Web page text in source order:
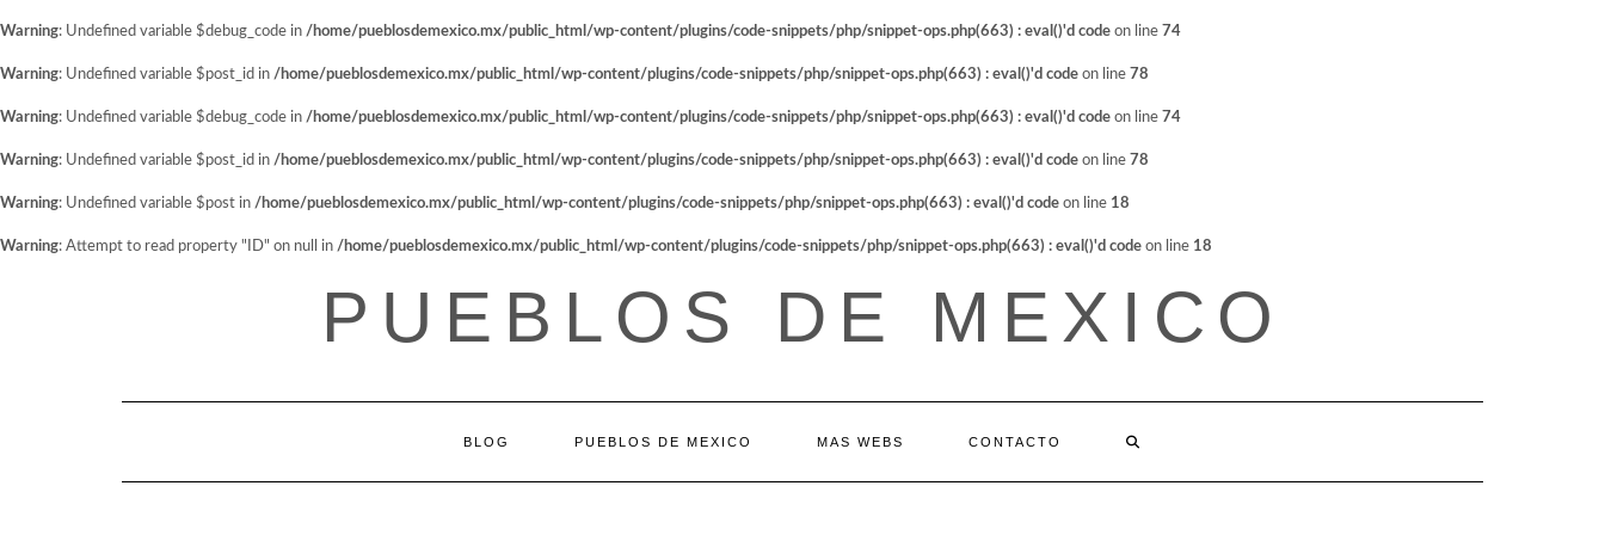
Warning: Undefined variable $debug_code in /home/pueblosdemexico.mx/public_html/wp-content/plugins/code-snippets/php/snippet-ops.php(663) : eval()'d code on line 74
Warning: Undefined variable $post_id in /home/pueblosdemexico.mx/public_html/wp-content/plugins/code-snippets/php/snippet-ops.php(663) : eval()'d code on line 78
Warning: Undefined variable $debug_code in /home/pueblosdemexico.mx/public_html/wp-content/plugins/code-snippets/php/snippet-ops.php(663) : eval()'d code on line 74
Warning: Undefined variable $post_id in /home/pueblosdemexico.mx/public_html/wp-content/plugins/code-snippets/php/snippet-ops.php(663) : eval()'d code on line 78
Warning: Undefined variable $post in /home/pueblosdemexico.mx/public_html/wp-content/plugins/code-snippets/php/snippet-ops.php(663) : eval()'d code on line 18
Warning: Attempt to read property "ID" on null in /home/pueblosdemexico.mx/public_html/wp-content/plugins/code-snippets/php/snippet-ops.php(663) : eval()'d code on line 18
PUEBLOS DE MEXICO
BLOG PUEBLOS DE MEXICO MAS WEBS CONTACTO